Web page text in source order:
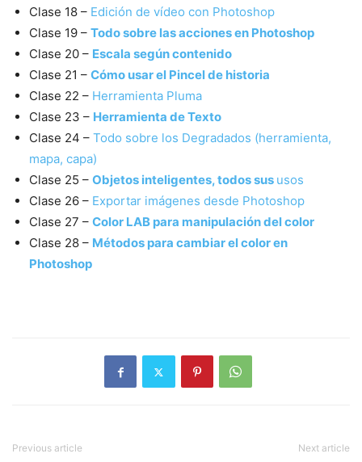
Clase 18 – Edición de vídeo con Photoshop
Clase 19 – Todo sobre las acciones en Photoshop
Clase 20 – Escala según contenido
Clase 21 – Cómo usar el Pincel de historia
Clase 22 – Herramienta Pluma
Clase 23 – Herramienta de Texto
Clase 24 – Todo sobre los Degradados (herramienta,
mapa, capa)
Clase 25 – Objetos inteligentes, todos sus usos
Clase 26 – Exportar imágenes desde Photoshop
Clase 27 – Color LAB para manipulación del color
Clase 28 – Métodos para cambiar el color en
Photoshop
Previous article Next article